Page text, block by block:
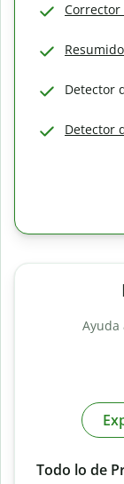
Detector
Detector
Ayuda
Todo lo de